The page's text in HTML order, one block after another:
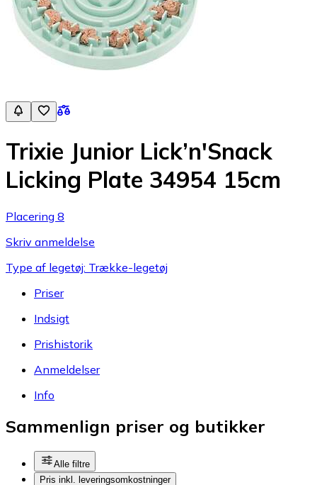
Trixie Junior Lick’n'Snack
Licking Plate 34954 15cm
Placering 8
Skriv anmeldelse
Type af legetøj: Trække-legetøj
Priser
Indsigt
Prishistorik
Anmeldelser
Info
Sammenlign priser og butikker
Alle filtre
Pris inkl. leveringsomkostninger